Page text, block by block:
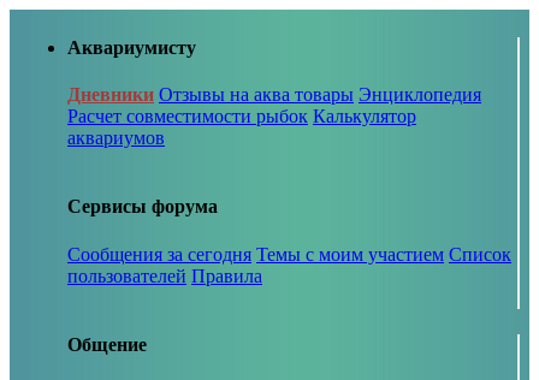
Аквариумисту
Дневники Отзывы на аква товары Энциклопедия
Расчет совместимости рыбок Калькулятор
аквариумов
Сервисы форума
Сообщения за сегодня Темы с моим участием Список
пользователей Правила
Общение